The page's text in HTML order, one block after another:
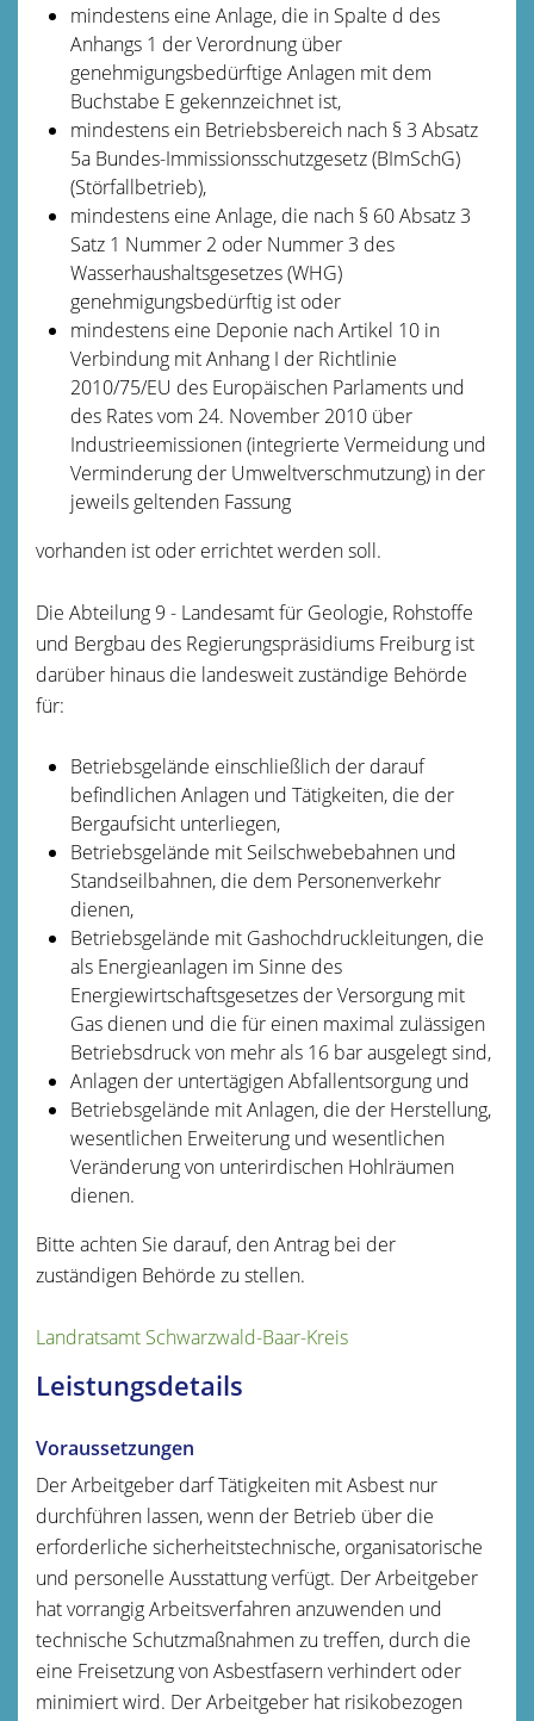
mindestens eine Anlage, die in Spalte d des
Anhangs 1 der Verordnung über
genehmigungsbedürftige Anlagen mit dem
Buchstabe E gekennzeichnet ist,
mindestens ein Betriebsbereich nach § 3 Absatz
5a Bundes-Immissionsschutzgesetz (BImSchG)
(Störfallbetrieb),
mindestens eine Anlage, die nach § 60 Absatz 3
Satz 1 Nummer 2 oder Nummer 3 des
Wasserhaushaltsgesetzes (WHG)
genehmigungsbedürftig ist oder
mindestens eine Deponie nach Artikel 10 in
Verbindung mit Anhang I der Richtlinie
2010/75/EU des Europäischen Parlaments und
des Rates vom 24. November 2010 über
Industrieemissionen (integrierte Vermeidung und
Verminderung der Umweltverschmutzung) in der
jeweils geltenden Fassung
vorhanden ist oder errichtet werden soll.
Die Abteilung 9 - Landesamt für Geologie, Rohstoffe
und Bergbau des Regierungspräsidiums Freiburg ist
darüber hinaus die landesweit zuständige Behörde
für:
Betriebsgelände einschließlich der darauf
befindlichen Anlagen und Tätigkeiten, die der
Bergaufsicht unterliegen,
Betriebsgelände mit Seilschwebebahnen und
Standseilbahnen, die dem Personenverkehr
dienen,
Betriebsgelände mit Gashochdruckleitungen, die
als Energieanlagen im Sinne des
Energiewirtschaftsgesetzes der Versorgung mit
Gas dienen und die für einen maximal zulässigen
Betriebsdruck von mehr als 16 bar ausgelegt sind,
Anlagen der untertägigen Abfallentsorgung und
Betriebsgelände mit Anlagen, die der Herstellung,
wesentlichen Erweiterung und wesentlichen
Veränderung von unterirdischen Hohlräumen
dienen.
Bitte achten Sie darauf, den Antrag bei der
zuständigen Behörde zu stellen.
Landratsamt Schwarzwald-Baar-Kreis
Leistungsdetails
Voraussetzungen
Der Arbeitgeber darf Tätigkeiten mit Asbest nur
durchführen lassen, wenn der Betrieb über die
erforderliche sicherheitstechnische, organisatorische
und personelle Ausstattung verfügt. Der Arbeitgeber
hat vorrangig Arbeitsverfahren anzuwenden und
technische Schutzmaßnahmen zu treffen, durch die
eine Freisetzung von Asbestfasern verhindert oder
minimiert wird. Der Arbeitgeber hat risikobezogen